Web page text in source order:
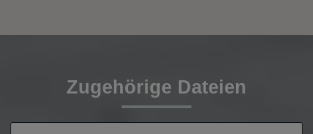
Zugehörige Dateien